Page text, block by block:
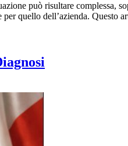
può risultare complessa,
per quello dell’azienda. Questo